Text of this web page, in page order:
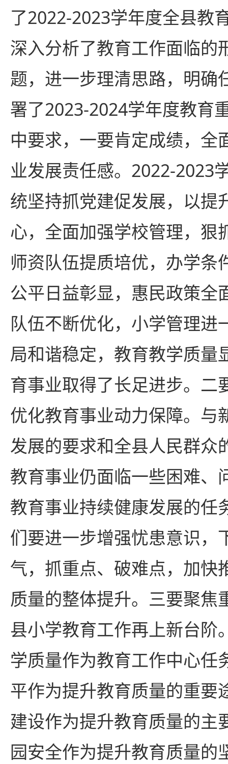
了2022-2023学年度全县教
深入分析了教育工作面临的
题，进一步理清思路，明确
署了2023-2024学年度教育
中要求，一要肯定成绩，全
业发展责任感。2022-2023
统坚持抓党建促发展，以提
心，全面加强学校管理，狠
师资队伍提质培优，办学条
公平日益彰显，惠民政策全
队伍不断优化，小学管理进
局和谐稳定，教育教学质量
育事业取得了长足进步。二
优化教育事业动力保障。与
发展的要求和全县人民群众
教育事业仍面临一些困难、
教育事业持续健康发展的任
们要进一步增强忧患意识，
气，抓重点、破难点，加快
质量的整体提升。三要聚焦
县小学教育工作再上新台阶
学质量作为教育工作中心任
平作为提升教育质量的重要
建设作为提升教育质量的主
园安全作为提升教育质量的